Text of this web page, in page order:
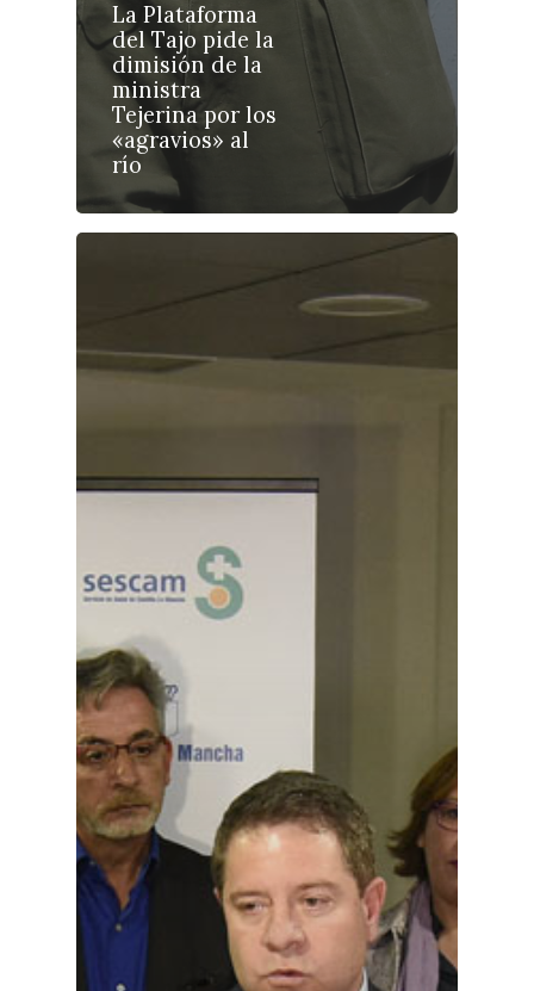
La Plataforma
del Tajo pide la
dimisión de la
ministra
Tejerina por los
«agravios» al
río
Castilla-La
Toledo
Ciudad Real
Albacete
Cuenca
Guadalajara
Talavera
Sanidad
Economía
Educación
Cultura
Deportes
Sucesos
Medio Ambiente
Especiales